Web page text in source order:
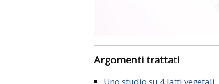
Argomenti trattati
Uno studio su 4 latti vegetali